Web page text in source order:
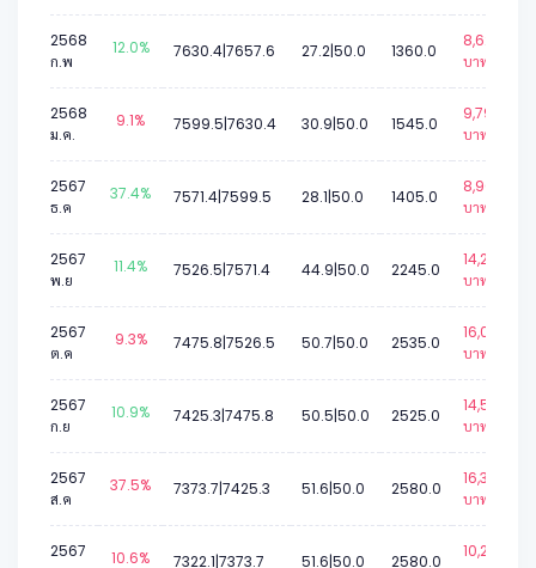
2568
ก.พ
12.0% 7630.4|7657.6 27.2|50.0 1360.0
8,623
บาท.
2568
ม.ค.
9.1% 7599.5|7630.4 30.9|50.0 1545.0
9,796
บาท.
2567
ธ.ค
37.4% 7571.4|7599.5 28.1|50.0 1405.0
8,908
บาท.
2567
พ.ย
11.4% 7526.5|7571.4 44.9|50.0 2245.0
14,234
บาท.
2567
ต.ค
9.3% 7475.8|7526.5 50.7|50.0 2535.0
16,073
บาท.
2567
ก.ย
10.9% 7425.3|7475.8 50.5|50.0 2525.0
14,582
บาท.
2567
ส.ค
37.5% 7373.7|7425.3 51.6|50.0 2580.0
16,358
บาท.
2567
10.6% 7322.1|7373.7 51.6|50.0 2580.0
10,226